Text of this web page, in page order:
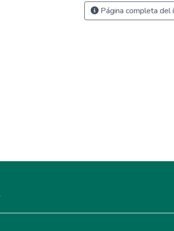
Página completa del